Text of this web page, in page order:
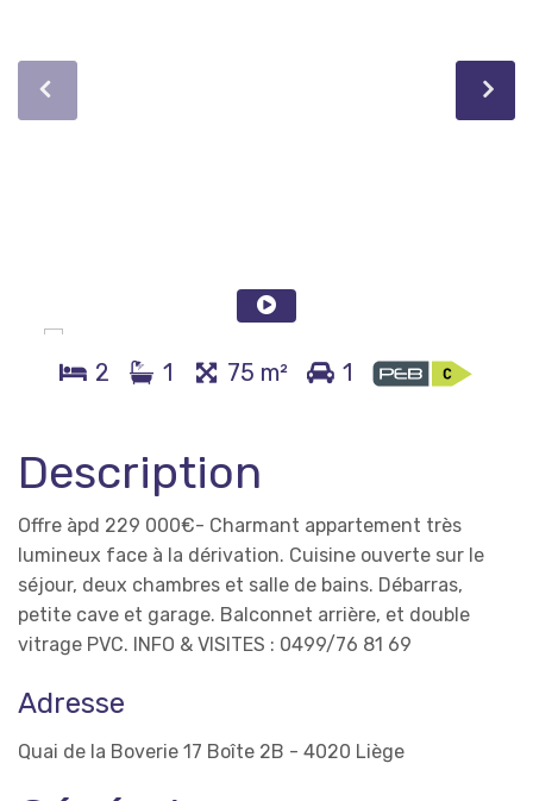
2 1 75 m² 1
Description
Offre àpd 229 000€- Charmant appartement très
lumineux face à la dérivation. Cuisine ouverte sur le
séjour, deux chambres et salle de bains. Débarras,
petite cave et garage. Balconnet arrière, et double
vitrage PVC. INFO & VISITES : 0499/76 81 69
Adresse
Quai de la Boverie 17 Boîte 2B - 4020 Liège